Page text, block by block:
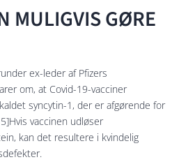
MULIGVIS GØRE
ex-leder af Pfizers
om, at Covid-19-vacciner
syncytin-1, der er afgørende for
vaccinen udløser
kan det resultere i kvindelig